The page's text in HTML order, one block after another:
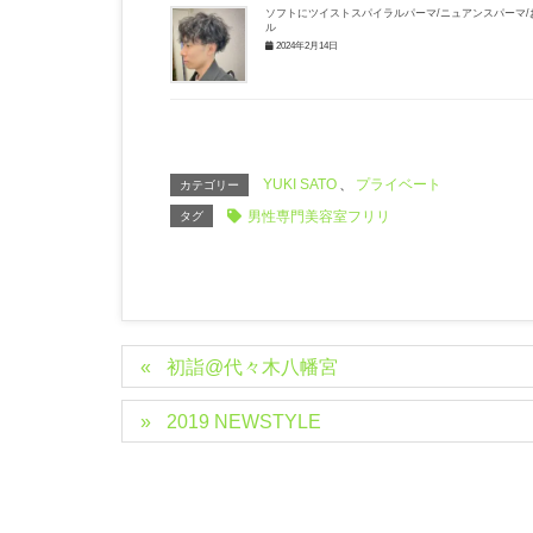
ソフトにツイストスパイラルパーマ/ニュアンスパーマ/
ル
2024年2月14日
カテゴリー YUKI SATO プライベート
タグ 男性専門美容室フリリ
初詣@代々木八幡宮
2019 NEWSTYLE